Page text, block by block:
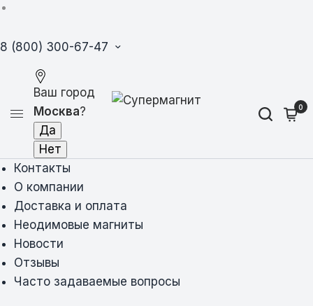
8 (800) 300-67-47
Ваш город
Москва? 0
Контакты
О компании
Доставка и оплата
Неодимовые магниты
Новости
Отзывы
Часто задаваемые вопросы